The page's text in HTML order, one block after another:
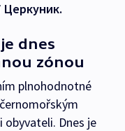
Церкуник.
dnes
zónou
plnohodnotné
Dnes je